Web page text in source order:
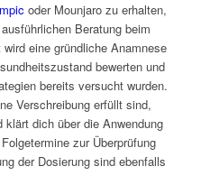
oder Mounjaro zu erhalten,
Beratung beim
eine gründliche Anamnese
bewerten und
bereits versucht wurden.
Verschreibung erfüllt sind,
dich über die Anwendung
zur Überprüfung
der Dosierung sind ebenfalls